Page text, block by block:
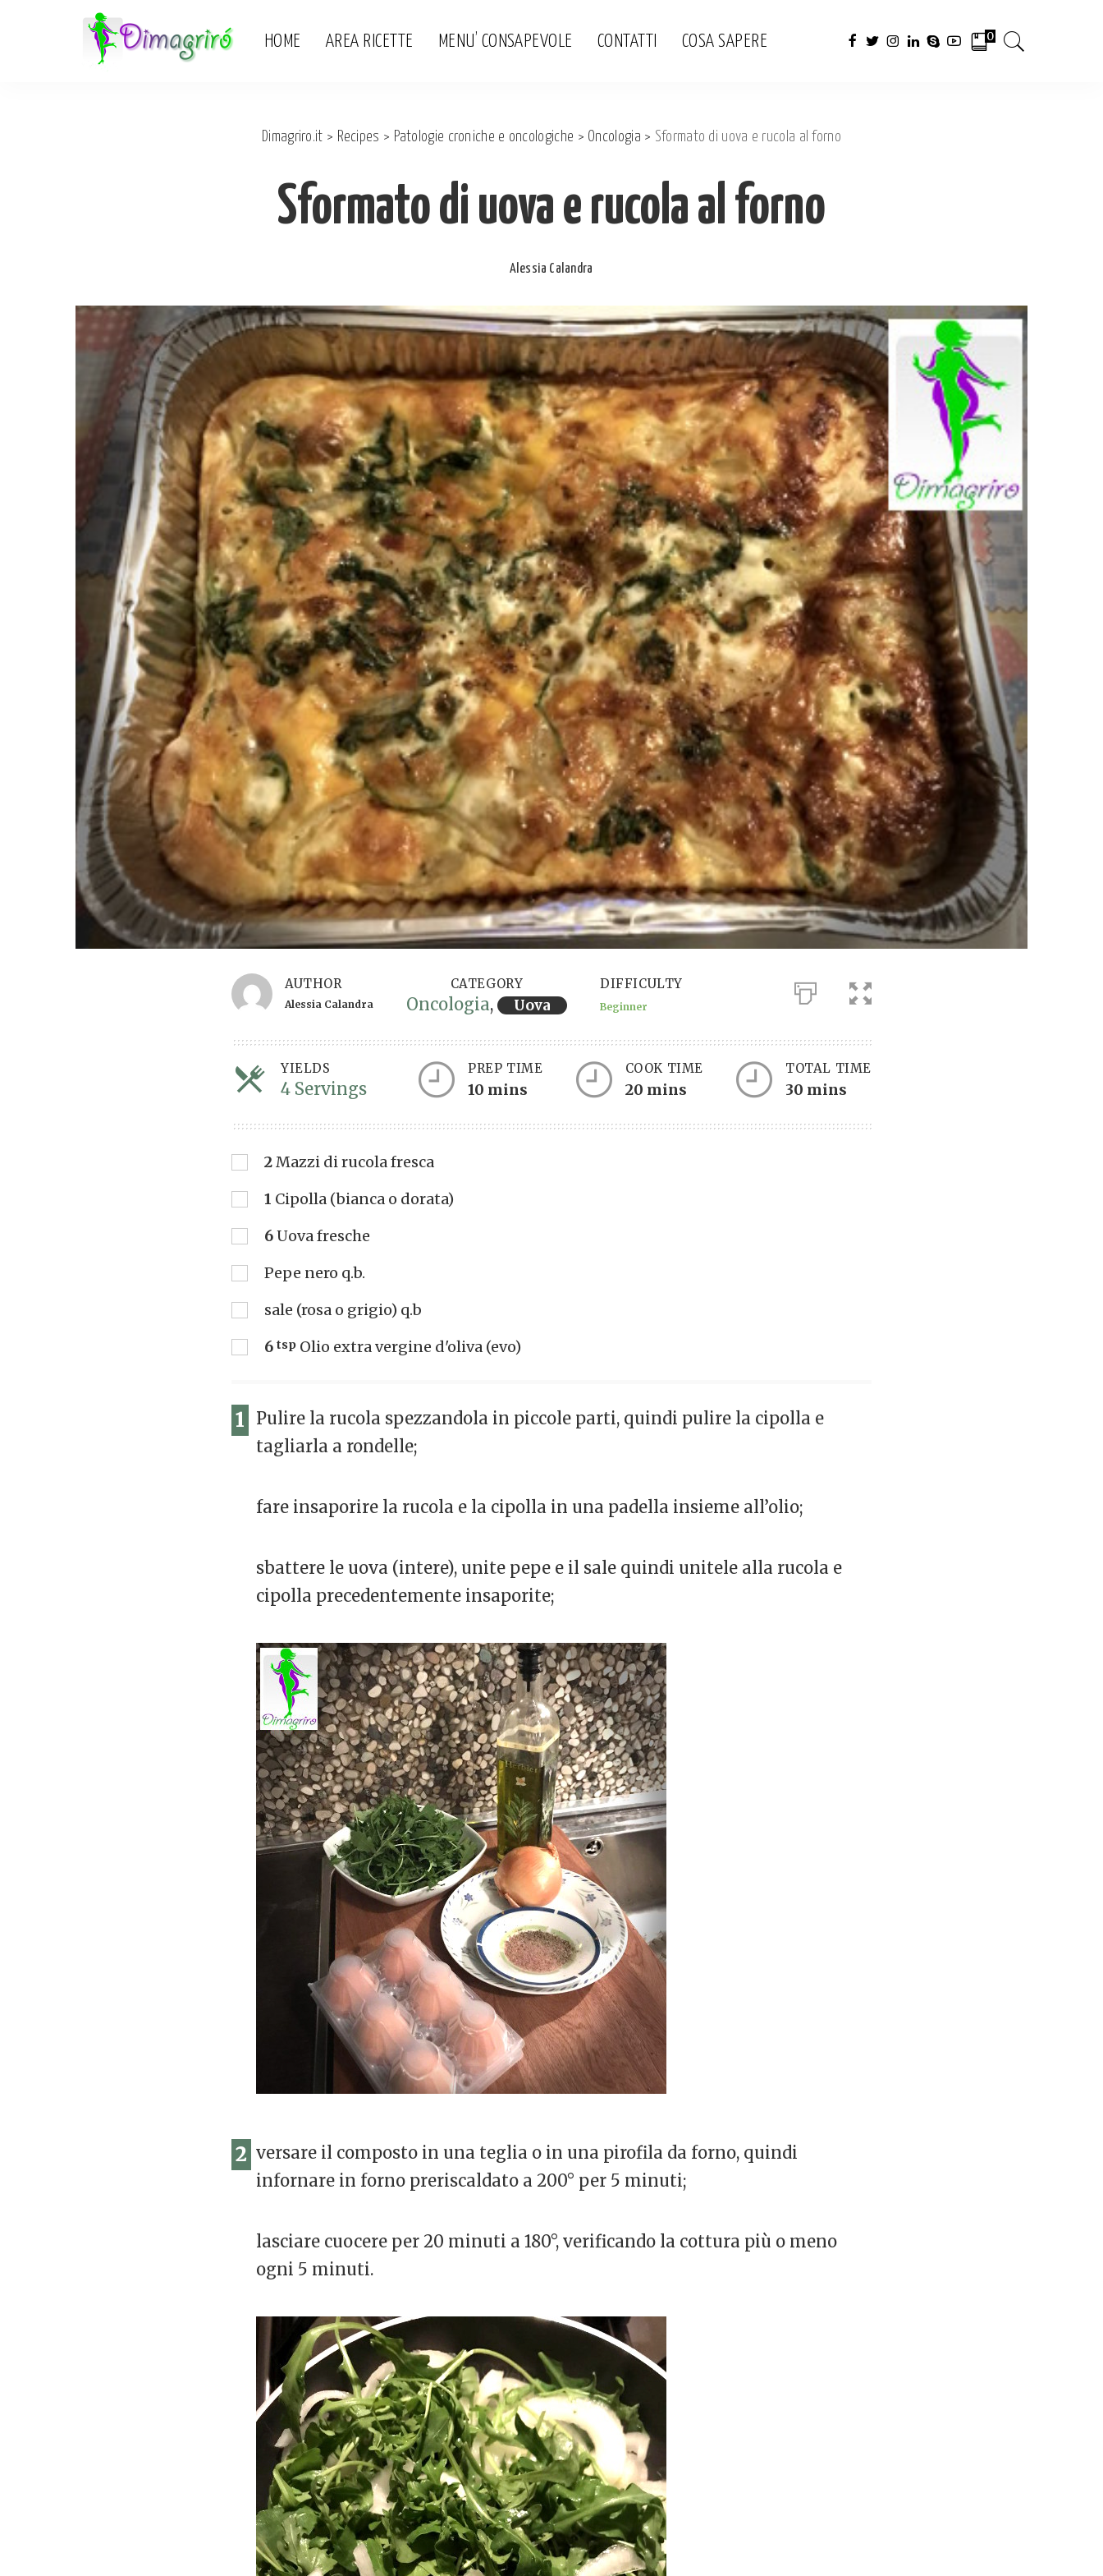
HOME AREA RICETTE MENU’ CONSAPEVOLE CONTATTI COSA SAPERE 0
Dimagriro.it > Recipes > Patologie croniche e oncologiche > Oncologia > Sformato di uova e rucola al forno
Sformato di uova e rucola al forno
Posted
Alessia Calandra
AUTHOR
Alessia Calandra
CATEGORY
Oncologia, Uova
DIFFICULTY
Beginner
YIELDS
4 ServingsServings
PREP TIME
10 mins
COOK TIME
20 mins
TOTAL TIME
30 mins
2Mazzi di rucola fresca
1 Cipolla (bianca o dorata)
6Uova fresche
Pepe nero q.b.
sale (rosa o grigio) q.b
6 tsp Olio extra vergine d'oliva (evo)
1
Pulire la rucola spezzandola in piccole parti, quindi pulire la cipolla e
tagliarla a rondelle;
fare insaporire la rucola e la cipolla in una padella insieme all’olio;
sbattere le uova (intere), unite pepe e il sale quindi unitele alla rucola e
cipolla precedentemente insaporite;
2 versare il composto in una teglia o in una pirofila da forno, quindi
infornare in forno preriscaldato a 200° per 5 minuti;
lasciare cuocere per 20 minuti a 180°, verificando la cottura più o meno
ogni 5 minuti.